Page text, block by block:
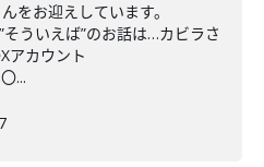
をお迎えしています。
ういえば”のお話は…カビラさ
アカウント
...